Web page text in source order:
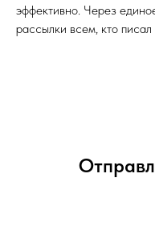
эффективно. Через
рассылки всем, кто